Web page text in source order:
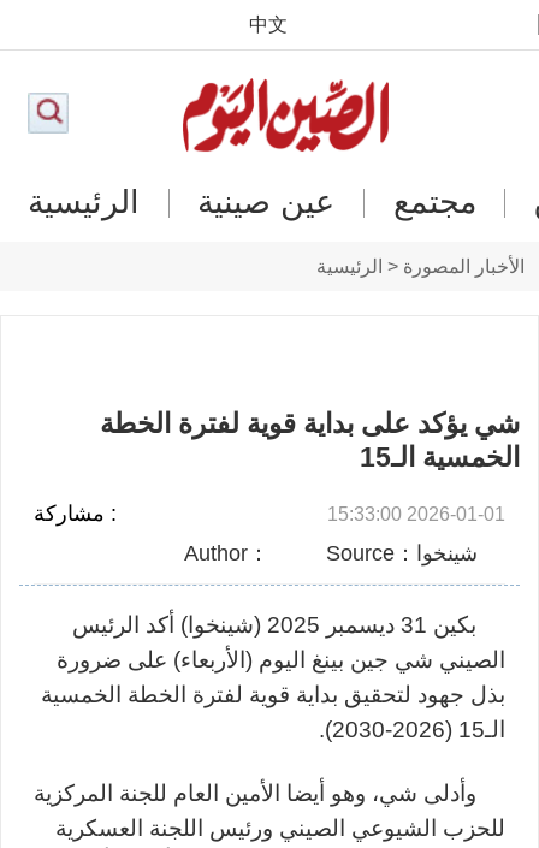
中文
الرئيسية عين صينية مجتمع
الأخبار المصورة < الرئيسية
شي يؤكد على بداية قوية لفترة الخطة
الخمسية الـ15
: مشاركة 2026-01-01 15:33:00
شينخوا：Source ：Author
بكين 31 ديسمبر 2025 (شينخوا) أكد الرئيس
الصيني شي جين بينغ اليوم (الأربعاء) على ضرورة
بذل جهود لتحقيق بداية قوية لفترة الخطة الخمسية
الـ15 (2026-2030).
وأدلى شي، وهو أيضا الأمين العام للجنة المركزية
للحزب الشيوعي الصيني ورئيس اللجنة العسكرية